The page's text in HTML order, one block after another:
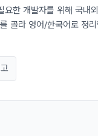
한 개발자를 위해 국내외
골라 영어/한국어로 정